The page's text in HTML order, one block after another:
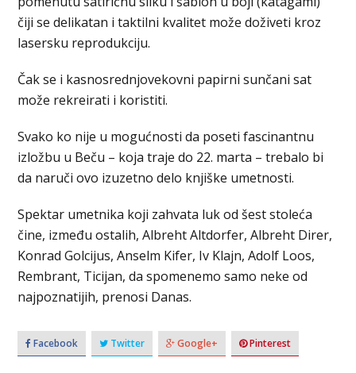
čiji se delikatan i taktilni kvalitet može doživeti kroz
lasersku reprodukciju.
Čak se i kasnosrednjovekovni papirni sunčani sat
može rekreirati i koristiti.
Svako ko nije u mogućnosti da poseti fascinantnu
izložbu u Beču – koja traje do 22. marta – trebalo bi
da naruči ovo izuzetno delo knjiške umetnosti.
Spektar umetnika koji zahvata luk od šest stoleća
čine, između ostalih, Albreht Altdorfer, Albreht Direr,
Konrad Golcijus, Anselm Kifer, Iv Klajn, Adolf Loos,
Rembrant, Ticijan, da spomenemo samo neke od
najpoznatijih, prenosi Danas.
Facebook Twitter Google+ Pinterest